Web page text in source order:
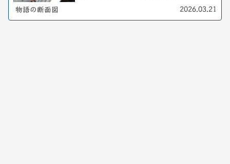
的な評価は5点満点の4.5くらいでかなりの高評価...
物語の断面図 2026.03.21